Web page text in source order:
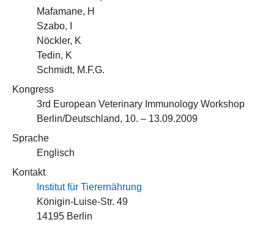
Mafamane, H
Szabo, I
Nöckler, K
Tedin, K
Schmidt, M.F.G.
Kongress
3rd European Veterinary Immunology Workshop
Berlin/Deutschland, 10. – 13.09.2009
Sprache
Englisch
Kontakt
Institut für Tierernährung
Königin-Luise-Str. 49
14195 Berlin